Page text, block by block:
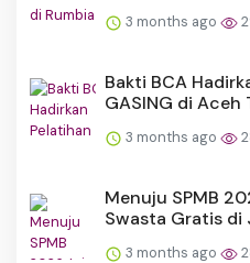
3 months ago
Bakti BCA
GASING di Aceh
3 months ago
Menuju SPMB
Swasta Gratis di
3 months ago